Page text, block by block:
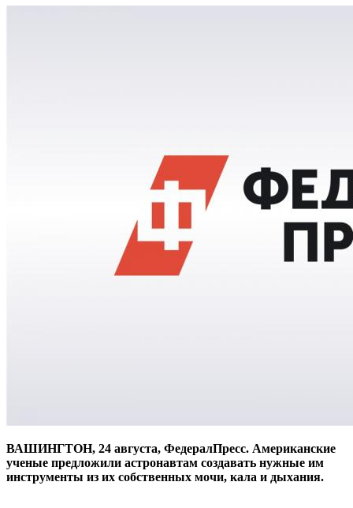
ВАШИНГТОН, 24 августа, ФедералПресс. Американские
ученые предложили астронавтам создавать нужные им
инструменты из их собственных мочи, кала и дыхания.